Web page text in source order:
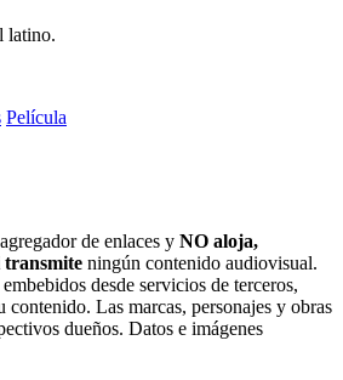
latino.
Película
de enlaces y NO aloja,
transmite ningún contenido audiovisual.
desde servicios de terceros,
contenido. Las marcas, personajes y obras
dueños. Datos e imágenes